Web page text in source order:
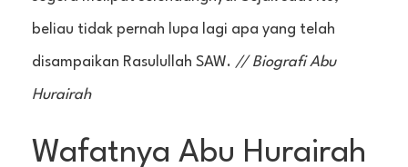
beliau tidak pernah lupa lagi apa yang telah
disampaikan Rasulullah SAW. // Biografi Abu
Hurairah
Wafatnya Abu Hurairah